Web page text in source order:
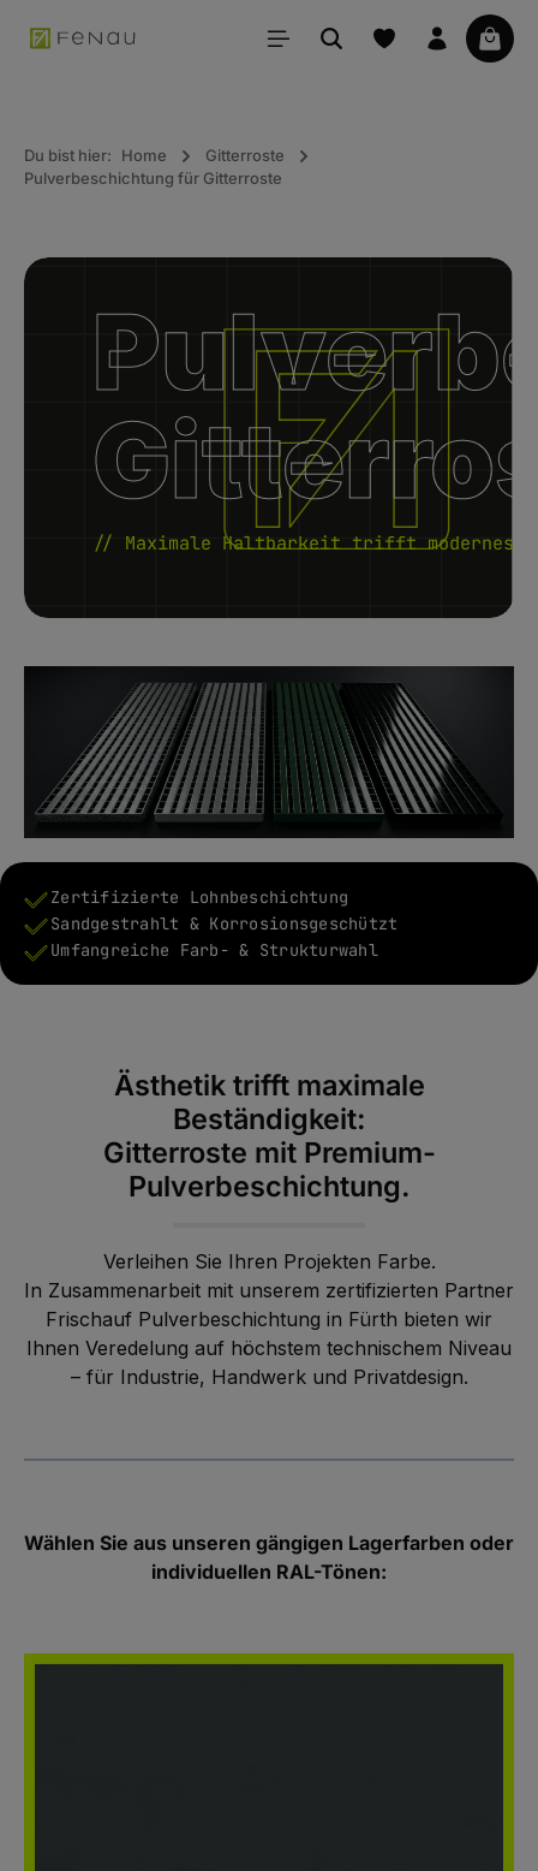
springen
Du bist hier: Home
Gitterroste
Pulverbeschichtung für Gitterroste
Bildergalerie überspringen
// Maximale Haltbarkeit trifft modernes
Zertifizierte Lohnbeschichtung
Sandgestrahlt & Korrosionsgeschützt
Umfangreiche Farb- & Strukturwahl
Ästhetik trifft maximale
Beständigkeit:
Gitterroste mit Premium-
Pulverbeschichtung.
Verleihen Sie Ihren Projekten Farbe.
In Zusammenarbeit mit unserem zertifizierten Partner
Frischauf Pulverbeschichtung in Fürth bieten wir
Ihnen Veredelung auf höchstem technischem Niveau
– für Industrie, Handwerk und Privatdesign.
Wählen Sie aus unseren gängigen Lagerfarben oder
individuellen RAL-Tönen: